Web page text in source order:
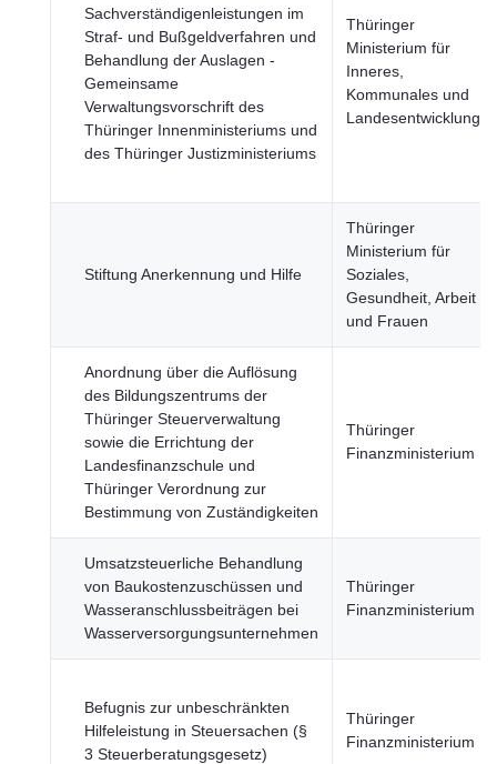
Sachverständigenleistungen im
Straf- und Bußgeldverfahren und
Behandlung der Auslagen -
Gemeinsame
Verwaltungsvorschrift des
Thüringer Innenministeriums und
des Thüringer Justizministeriums
Thüringer
Ministerium für
Inneres,
Kommunales und
Landesentwicklung
Stiftung Anerkennung und Hilfe
Thüringer
Ministerium für
Soziales,
Gesundheit, Arbeit
und Frauen
Anordnung über die Auflösung
des Bildungszentrums der
Thüringer Steuerverwaltung
sowie die Errichtung der
Landesfinanzschule und
Thüringer Verordnung zur
Bestimmung von Zuständigkeiten
Thüringer
Finanzministerium
Umsatzsteuerliche Behandlung
von Baukostenzuschüssen und
Wasseranschlussbeiträgen bei
Wasserversorgungsunternehmen
Thüringer
Finanzministerium
Befugnis zur unbeschränkten
Hilfeleistung in Steuersachen (§
3 Steuerberatungsgesetz)
Thüringer
Finanzministerium